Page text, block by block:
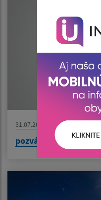
31.07.2026
pozvánka na